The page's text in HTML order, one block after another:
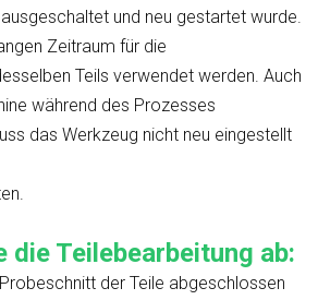
und neu gestartet wurde.
Zeitraum für die
Teils verwendet werden. Auch
während des Prozesses
das Werkzeug nicht neu eingestellt
die Teilebearbeitung ab:
der Teile abgeschlossen